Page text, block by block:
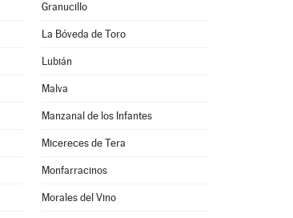
Granucillo
La Bóveda de Toro
Lubián
Malva
Manzanal de los Infantes
Micereces de Tera
Monfarracinos
Morales del Vino